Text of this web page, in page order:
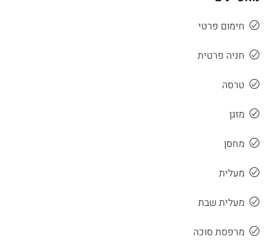
חימום פרטי
חניה פרטית
טרסה
מזגן
מחסן
מעלית
מעלית שבת
מרפסת סוכה